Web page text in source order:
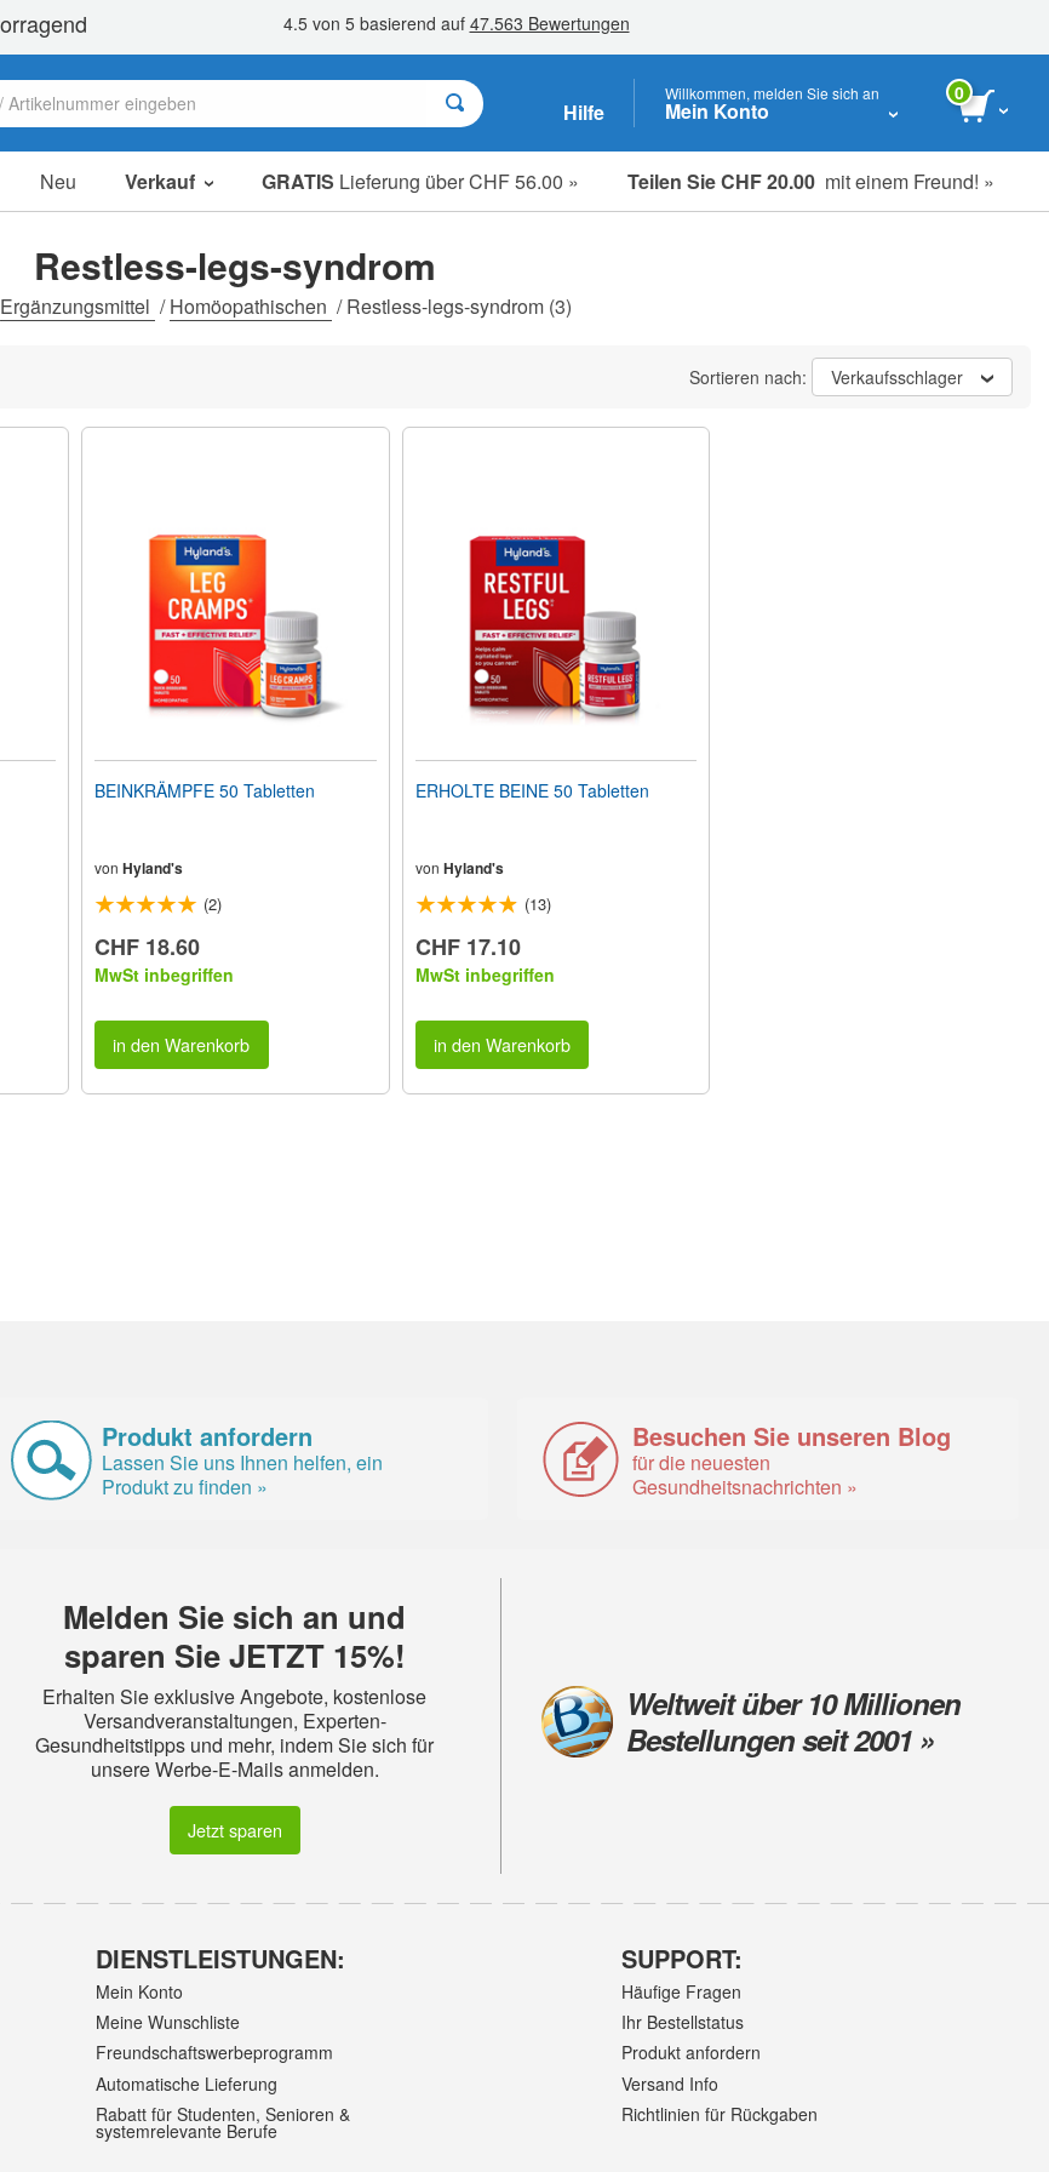
Hilfe
Willkommen, melden Sie sich an
Mein Konto
0
Neu Verkauf GRATIS Lieferung über CHF 56.00 » Teilen Sie CHF 20.00 mit einem Freund! »
Sale Artikel
Ausverkauf
Restless-legs-syndrom
Ergänzungsmittel /Homöopathischen /Restless-legs-syndrom(3)
Sortieren nach: Verkaufsschlager
BEINKRÄMPFE 50 Tabletten
von Hyland's
(2)
CHF 18.60
MwSt inbegriffen
in den Warenkorb
ERHOLTE BEINE 50 Tabletten
von Hyland's
(13)
CHF 17.10
MwSt inbegriffen
in den Warenkorb
Produkt anfordern
Lassen Sie uns Ihnen helfen, ein
Produkt zu finden »
Besuchen Sie unseren Blog
für die neuesten
Gesundheitsnachrichten »
Melden Sie sich an und
sparen Sie JETZT 15%!
Erhalten Sie exklusive Angebote, kostenlose
Versandveranstaltungen, Experten-
Gesundheitstipps und mehr, indem Sie sich für
unsere Werbe-E-Mails anmelden.
Jetzt sparen
Weltweit über 10 Millionen
Bestellungen seit 2001 »
DIENSTLEISTUNGEN:
Mein Konto
Meine Wunschliste
Freundschaftswerbeprogramm
Automatische Lieferung
Rabatt für Studenten, Senioren &
systemrelevante Berufe
SUPPORT:
Häufige Fragen
Ihr Bestellstatus
Produkt anfordern
Versand Info
Richtlinien für Rückgaben